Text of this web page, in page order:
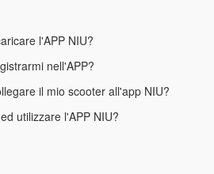
l'APP NIU?
nell'APP?
il mio scooter all'app NIU?
utilizzare l'APP NIU?